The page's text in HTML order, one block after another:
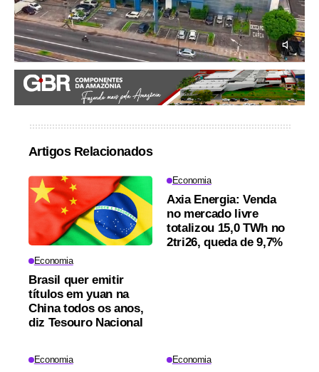
Artigos Relacionados
Economia
Brasil quer emitir
títulos em yuan na
China todos os anos,
diz Tesouro Nacional
Economia
Axia Energia: Venda
no mercado livre
totalizou 15,0 TWh no
2tri26, queda de 9,7%
Economia Economia